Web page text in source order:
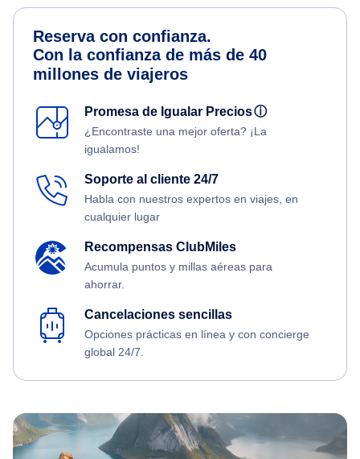
Reserva con confianza.
Con la confianza de más de 40
millones de viajeros
Promesa de Igualar Preciosⓘ
¿Encontraste una mejor oferta? ¡La
igualamos!
Soporte al cliente 24/7
Habla con nuestros expertos en viajes, en
cualquier lugar
Recompensas ClubMiles
Acumula puntos y millas aéreas para
ahorrar.
Cancelaciones sencillas
Opciones prácticas en línea y con concierge
global 24/7.